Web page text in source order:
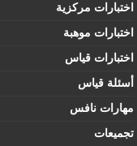
اختبارات مركزية
اختبارات موهبة
اختبارات قياس
أسئلة قياس
مهارات نافس
تجميعات